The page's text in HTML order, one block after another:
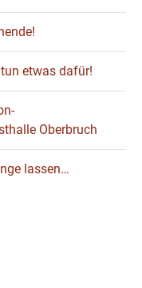
etwas dafür!
Oberbruch
lassen…